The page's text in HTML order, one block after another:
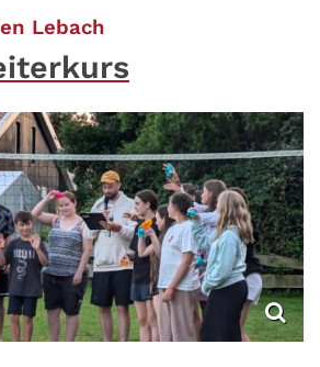
Lebach